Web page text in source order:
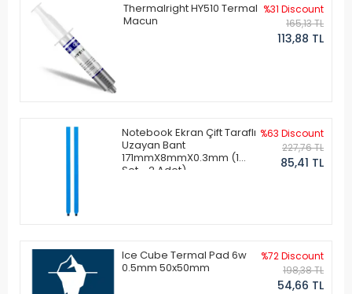
Thermalright HY510 Termal
Macun
%31 Discount
165,13 TL
113,88 TL
Notebook Ekran Çift Taraflı
Uzayan Bant
171mmX8mmX0.3mm (1
Set - 2 Adet)
%63 Discount
227,76 TL
85,41 TL
Ice Cube Termal Pad 6w
0.5mm 50x50mm
%72 Discount
198,38 TL
54,66 TL